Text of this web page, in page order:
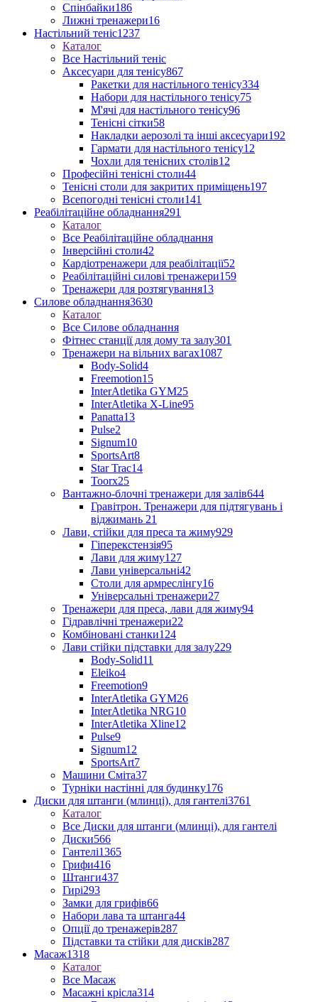
Спінбайки186
Лижні тренажери16
Настільний теніс1237
Каталог
Все Настільний теніс
Аксесуари для тенісу867
Ракетки для настільного тенісу334
Набори для настільного тенісу75
М'ячі для настільного тенісу96
Тенісні сітки58
Накладки аерозолі та інші аксесуари192
Гармати для настільного тенісу12
Чохли для тенісних столів12
Професійні тенісні столи44
Тенісні столи для закритих приміщень197
Всепогодні тенісні столи141
Реабілітаційне обладнання291
Каталог
Все Реабілітаційне обладнання
Інверсійні столи42
Кардіотренажери для реабілітації52
Реабілітаційні силові тренажери159
Тренажери для розтягування13
Силове обладнання3630
Каталог
Все Силове обладнання
Фітнес станції для дому та залу301
Тренажери на вільних вагах1087
Body-Solid4
Freemotion15
InterAtletika GYM25
InterAtletika X-Line95
Panatta13
Pulse2
Signum10
SportsArt8
Star Trac14
Toorx25
Вантажно-блочні тренажери для залів644
Гравітрон. Тренажери для підтягувань і
віджимань 21
Лави, стійки для преса та жиму929
Гіперекстензія95
Лави для жиму127
Лави універсальні42
Столи для армреслінгу16
Універсальні тренажери27
Тренажери для преса, лави для жиму94
Гідравлічні тренажери22
Комбіновані станки124
Лави стійки підставки для залу229
Body-Solid11
Eleiko4
Freemotion9
InterAtletika GYM26
InterAtletika NRG10
InterAtletika Xline12
Pulse9
Signum12
SportsArt7
Машини Сміта37
Турніки настінні для будинку176
Диски для штанги (млинці), для гантелі3761
Каталог
Все Диски для штанги (млинці), для гантелі
Диски566
Гантелі1365
Грифи416
Штанги437
Гирі293
Замки для грифів66
Набори лава та штанга44
Опції до тренажерів287
Підставки та стійки для дисків287
Масаж1318
Каталог
Все Масаж
Масажні крісла314